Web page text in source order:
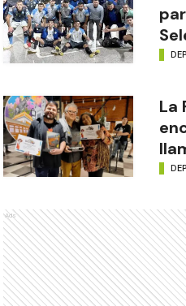
La
Ads